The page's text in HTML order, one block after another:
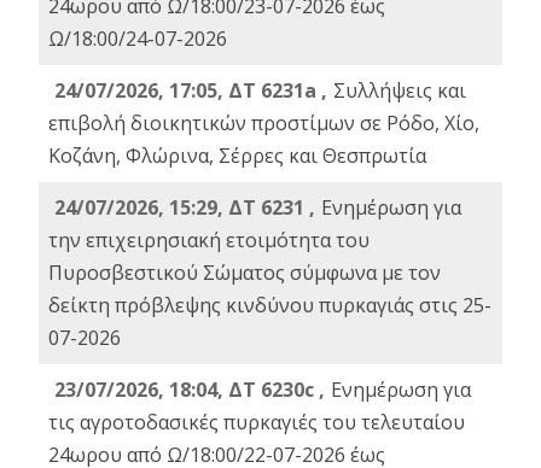
24ωρου από Ω/18:00/23-07-2026 έως
Ω/18:00/24-07-2026
24/07/2026, 17:05, ΔΤ 6231a , Συλλήψεις και
επιβολή διοικητικών προστίμων σε Ρόδο, Χίο,
Κοζάνη, Φλώρινα, Σέρρες και Θεσπρωτία
24/07/2026, 15:29, ΔΤ 6231 , Ενημέρωση για
την επιχειρησιακή ετοιμότητα του
Πυροσβεστικού Σώματος σύμφωνα με τον
δείκτη πρόβλεψης κινδύνου πυρκαγιάς στις 25-
07-2026
23/07/2026, 18:04, ΔΤ 6230c , Ενημέρωση για
τις αγροτοδασικές πυρκαγιές του τελευταίου
24ωρου από Ω/18:00/22-07-2026 έως